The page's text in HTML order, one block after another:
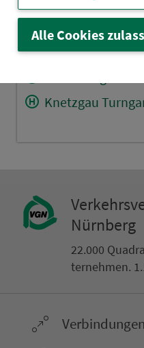
Oberschleichach
Zell a.E. Kirche
Knetzgau
Nürn­berg
22.000
ter­neh­men.
Ver­bin­dungen
Alle Cookies